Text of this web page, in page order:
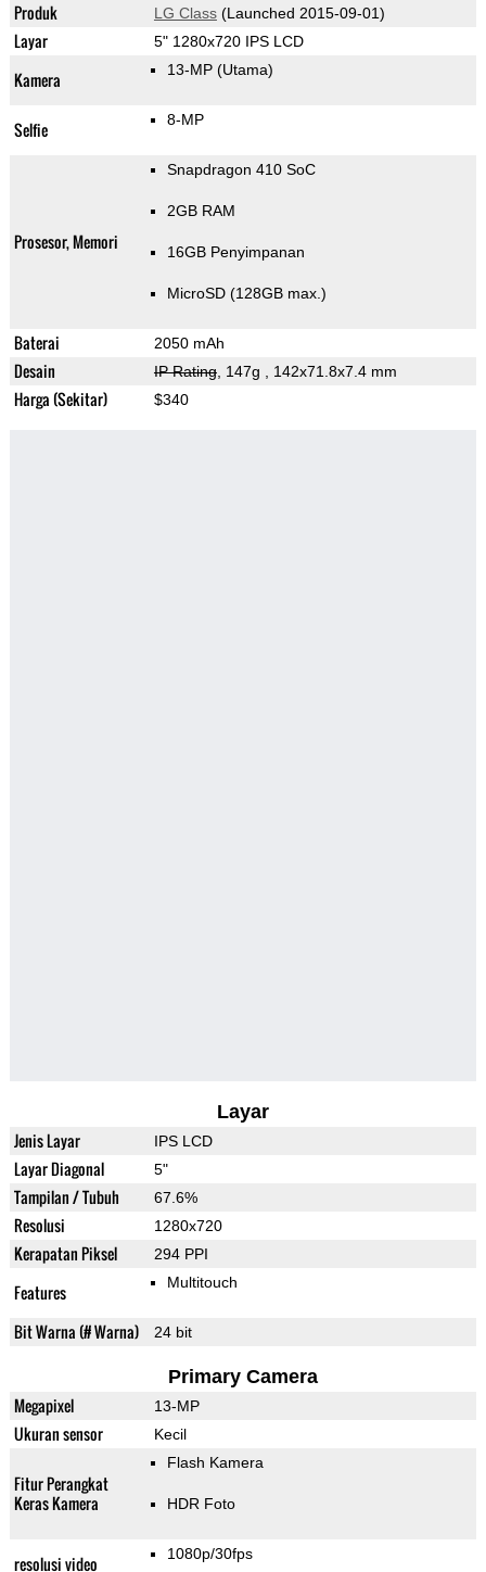
Produk LG Class(Launched 2015-09-01)
Layar 5" 1280x720 IPS LCD
Kamera 13-MP (Utama)
Selfie 8-MP
Prosesor, Memori
Snapdragon 410 SoC
2GB RAM
16GB Penyimpanan
MicroSD (128GB max.)
Baterai 2050 mAh
Desain IP Rating, 147g , 142x71.8x7.4 mm
Harga (Sekitar) $340
Layar
Jenis Layar IPS LCD
Layar Diagonal 5"
Tampilan / Tubuh 67.6%
Resolusi 1280x720
Kerapatan Piksel 294 PPI
Features Multitouch
Bit Warna (# Warna) 24 bit
Primary Camera
Megapixel 13-MP
Ukuran sensor Kecil
Fitur Perangkat
Keras Kamera
Flash Kamera
HDR Foto
resolusi video 1080p/30fps